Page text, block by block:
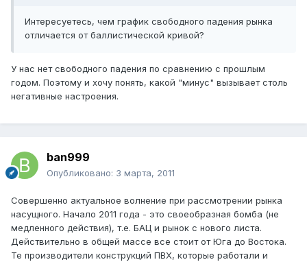
Интересуетесь, чем график свободного падения рынка
отличается от баллистической кривой?
У нас нет свободного падения по сравнению с прошлым
годом. Поэтому и хочу понять, какой "минус" вызывает столь
негативные настроения.
ban999
Опубликовано: 3 марта, 2011
Совершенно актуальное волнение при рассмотрении рынка
насущного. Начало 2011 года - это своеобразная бомба (не
медленного действия), т.е. БАЦ и рынок с нового листа.
Действительно в общей массе все стоит от Юга до Востока.
Те производители конструкций ПВХ, которые работали и